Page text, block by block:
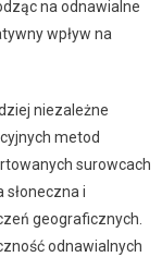
na odnawialne
wpływ na
niezależne
metod
surowcach
i
geograficznych.
odnawialnych